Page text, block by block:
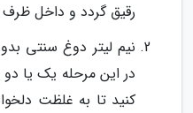
رقیق گردد و داخل ظرف
نیم لیتر دوغ سنتی
در این مرحله یک یا
کنید تا به غلظت